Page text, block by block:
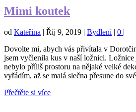
Mimi koutek
od Kateřina | Říj 9, 2019 | Bydlení| 0 |
Dovolte mi, abych vás přivítala v
jsem vyčlenila kus v naší ložnici. Ložnice
nebylo příliš prostoru na nějaké velké
vyřádím, až se malá slečna přesune do
Přečtěte si více